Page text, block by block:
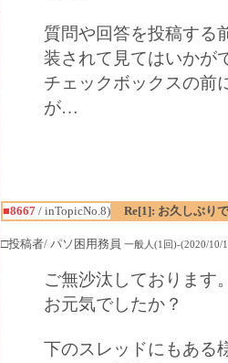
質問や回答を投稿する
装されて見てはいかが
チェックボックスの前
が…
■8667 / inTopicNo.8) Re[1]: お久しぶり
□投稿者/ パソ困用務員 一般人(1回)-(2020/10/
ご無沙汰しております
お元気でしたか？
下のスレッドにもある